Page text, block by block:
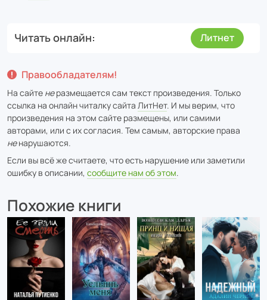
Читать онлайн Литнет
Правообладателям!
На сайте неразмещается сам текст произведения. Только
ссылка на онлайн читалку сайта ЛитНет. И мы верим, что
произведения на этом сайте размещены, или самими
авторами, или с их согласия. Тем самым, авторские права
ненарушаются.
Если вы всё же считаете, что есть нарушение или заметили
ошибку в описании, сообщите нам об этом.
Похожие книги